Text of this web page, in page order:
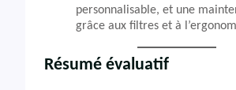
personnalisable, et une
grâce aux filtres et à
Résumé évaluatif